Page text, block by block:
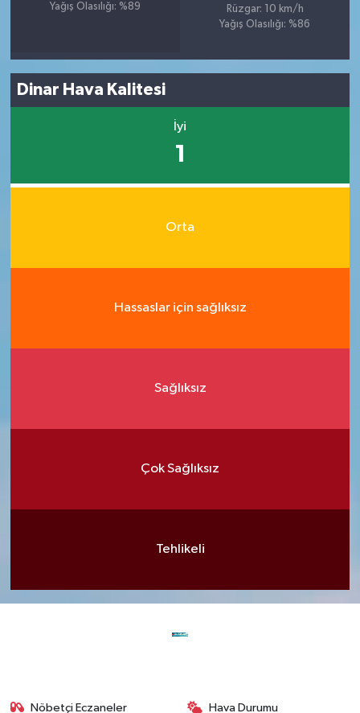
Yağış Olasılığı: %89
Rüzgar: 10 km/h
Yağış Olasılığı: %86
Dinar Hava Kalitesi
İyi
1
Orta
Hassaslar için sağlıksız
Sağlıksız
Çok Sağlıksız
Tehlikeli
Nöbetçi Eczaneler Hava Durumu